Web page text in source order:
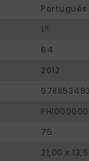
Português
1ª
64
2012
PHI000000
75
21,00 x